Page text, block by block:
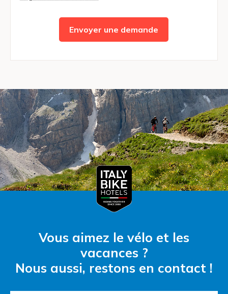
Envoyer une demande
Vous aimez le vélo et les
vacances ?
Nous aussi, restons en contact !